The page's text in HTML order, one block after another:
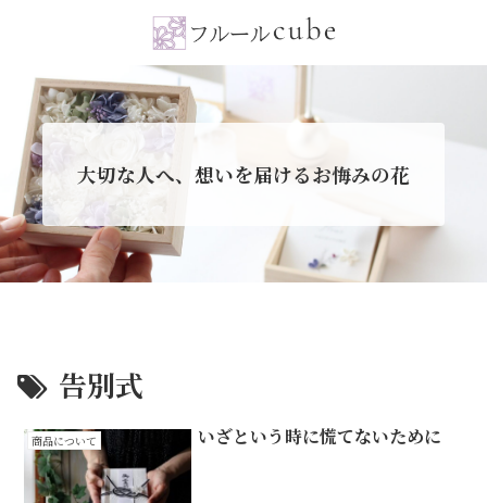
大切な人へ、想いを届けるお悔みの花
告別式
商品について いざという時に慌てないために